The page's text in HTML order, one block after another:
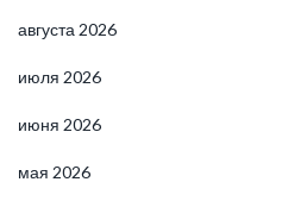
августа 2026
июля 2026
июня 2026
мая 2026